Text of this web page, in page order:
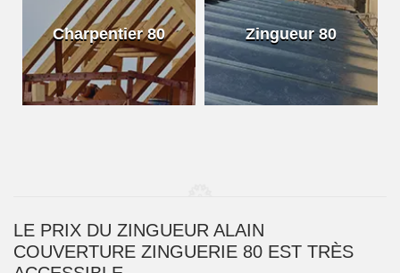
Charpentier 80 Zingueur 80
LE PRIX DU ZINGUEUR ALAIN
COUVERTURE ZINGUERIE 80 EST TRÈS